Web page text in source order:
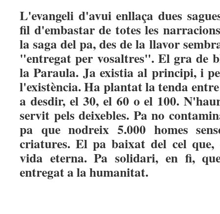
L'evangeli d'avui enllaça dues
fil d'embastar de totes les
la saga del pa, des de la llavor
"entregat per vosaltres". El gra de
la Paraula. Ja existia al principi, i
l'existència. Ha plantat la tenda
a desdir, el 30, el 60 o el 100.
servit pels deixebles. Pa no
pa que nodreix 5.000 homes
criatures. El pa baixat del cel
vida eterna. Pa solidari, en fi,
entregat a la humanitat.